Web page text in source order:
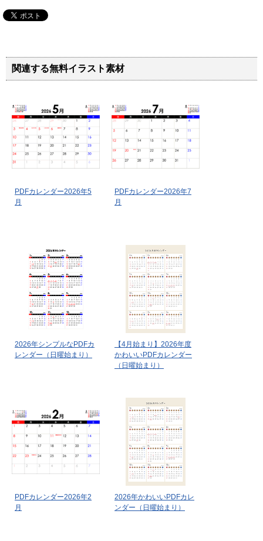
関連する無料イラスト素材
PDFカレンダー2026年5
月
PDFカレンダー2026年7
月
2026年シンプルなPDFカ
レンダー（日曜始まり）
【4月始まり】2026年度
かわいいPDFカレンダー
（日曜始まり）
PDFカレンダー2026年2
月
2026年かわいいPDFカレ
ンダー（日曜始まり）